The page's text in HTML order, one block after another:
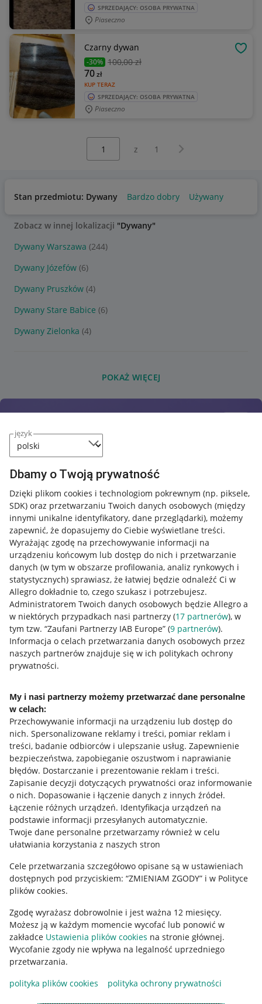
język
Dbamy o Twoją prywatność
Dzięki plikom cookies i technologiom pokrewnym (np. piksele,
SDK) oraz przetwarzaniu Twoich danych osobowych (między
innymi unikalne identyfikatory, dane przeglądarki), możemy
zapewnić, że dopasujemy do Ciebie wyświetlane treści.
Wyrażając zgodę na przechowywanie informacji na
urządzeniu końcowym lub dostęp do nich i przetwarzanie
danych (w tym w obszarze profilowania, analiz rynkowych i
statystycznych) sprawiasz, że łatwiej będzie odnaleźć Ci w
Allegro dokładnie to, czego szukasz i potrzebujesz.
Administratorem Twoich danych osobowych będzie Allegro a
w niektórych przypadkach nasi partnerzy (17 partnerów), w
tym tzw. “Zaufani Partnerzy IAB Europe” (9 partnerów).
Informacja o celach przetwarzania danych osobowych przez
naszych partnerów znajduje się w ich politykach ochrony
prywatności.
My i nasi partnerzy możemy przetwarzać dane personalne
w celach:
Przechowywanie informacji na urządzeniu lub dostęp do
nich. Spersonalizowane reklamy i treści, pomiar reklam i
treści, badanie odbiorców i ulepszanie usług. Zapewnienie
bezpieczeństwa, zapobieganie oszustwom i naprawianie
błędów. Dostarczanie i prezentowanie reklam i treści.
Zapisanie decyzji dotyczących prywatności oraz informowanie
o nich. Dopasowanie i łączenie danych z innych źródeł.
Łączenie różnych urządzeń. Identyfikacja urządzeń na
podstawie informacji przesyłanych automatycznie.
Twoje dane personalne przetwarzamy również w celu
ułatwiania korzystania z naszych stron
Cele przetwarzania szczegółowo opisane są w ustawieniach
dostępnych pod przyciskiem: “ZMIENIAM ZGODY” i w Polityce
plików cookies.
Zgodę wyrażasz dobrowolnie i jest ważna 12 miesięcy.
Możesz ją w każdym momencie wycofać lub ponowić w
zakładce Ustawienia plików cookies na stronie głównej.
Wycofanie zgody nie wpływa na legalność uprzedniego
przetwarzania.
polityka plików cookies
polityka ochrony prywatności
SPRZEDAJĄCY: OSOBA PRYWATNA
Piaseczno
Czarny dywan
-30% 100,00 zł
KUP TERAZ
70zł
SPRZEDAJĄCY: OSOBA PRYWATNA
Piaseczno
z 1 Następna strona
Stan przedmiotu: Dywany Bardzo dobry Używany
Zobacz w innej lokalizacji "Dywany"
Dywany Warszawa (244)
Dywany Józefów (6)
Dywany Pruszków (4)
Dywany Stare Babice (6)
Dywany Zielonka (4)
POKAŻ WIĘCEJ
Przydatne informacje
Jak to działa
Allegro Gadane dla sprzedających
Allegro Gadane dla kupujących
Mapa miejscowości
Informacje prawne
Regulamin
Polityka plików "cookies"
Ustawienia plików "cookies"
Udostępnianie lokalizacji
Informacje dla Aktu o Usługach Cyfrowych
Pobierz aplikację